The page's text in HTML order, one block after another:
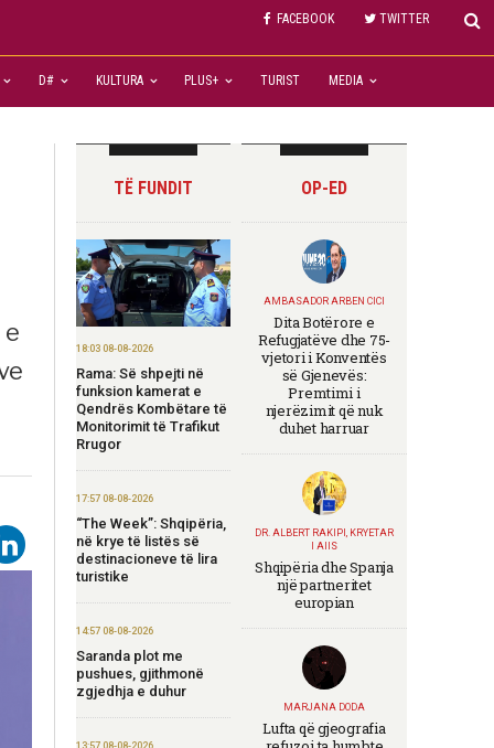
FACEBOOK TWITTER
D# KULTURA PLUS+ TURIST MEDIA
TË FUNDIT
18:03 08-08-2026
Rama: Së shpejti në
funksion kamerat e
Qendrës Kombëtare të
Monitorimit të Trafikut
Rrugor
17:57 08-08-2026
“The Week”: Shqipëria,
në krye të listës së
destinacioneve të lira
turistike
14:57 08-08-2026
Saranda plot me
pushues, gjithmonë
zgjedhja e duhur
13:57 08-08-2026
OP-ED
AMBASADOR ARBEN CICI
Dita Botërore e
Refugjatëve dhe 75-
vjetori i Konventës
së Gjenevës:
Premtimi i
njerëzimit që nuk
duhet harruar
DR. ALBERT RAKIPI, KRYETAR
I AIIS
Shqipëria dhe Spanja
një partneritet
europian
MARJANA DODA
Lufta që gjeografia